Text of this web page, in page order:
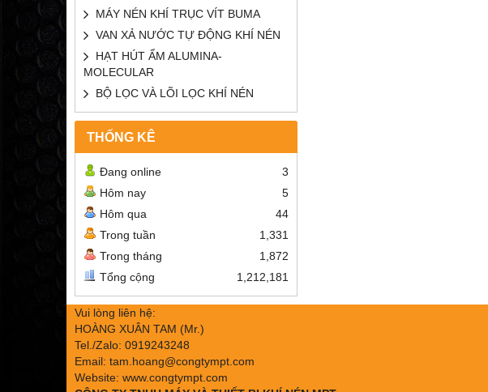
MÁY NÉN KHÍ TRỤC VÍT BUMA
VAN XẢ NƯỚC TỰ ĐỘNG KHÍ NÉN
HẠT HÚT ẨM ALUMINA-
MOLECULAR
BỘ LỌC VÀ LÕI LỌC KHÍ NÉN
THỐNG KÊ
Đang online
3
Hôm nay
5
Hôm qua
44
Trong tuần
1,331
Trong tháng
1,872
Tổng cộng
1,212,181
Vui lòng liên hệ:
HOÀNG XUÂN TAM (Mr.)
Tel./Zalo: 0919243248
Email: tam.hoang@congtympt.com
Website: www.congtympt.com